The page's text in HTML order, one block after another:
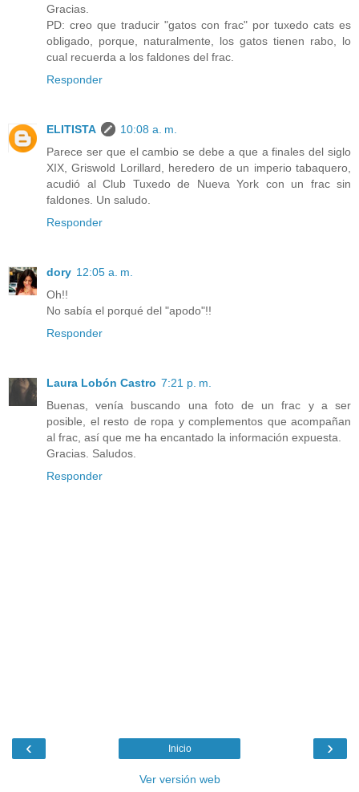
Gracias.
PD: creo que traducir "gatos con frac" por tuxedo cats es
obligado, porque, naturalmente, los gatos tienen rabo, lo
cual recuerda a los faldones del frac.
Responder
ELITISTA
10:08 a. m.
Parece ser que el cambio se debe a que a finales del siglo
XIX, Griswold Lorillard, heredero de un imperio tabaquero,
acudió al Club Tuxedo de Nueva York con un frac sin
faldones. Un saludo.
Responder
dory 12:05 a. m.
Oh!!
No sabía el porqué del "apodo"!!
Responder
Laura Lobón Castro 7:21 p. m.
Buenas, venía buscando una foto de un frac y a ser
posible, el resto de ropa y complementos que acompañan
al frac, así que me ha encantado la información expuesta.
Gracias. Saludos.
Responder
‹ ›
Inicio
Ver versión web